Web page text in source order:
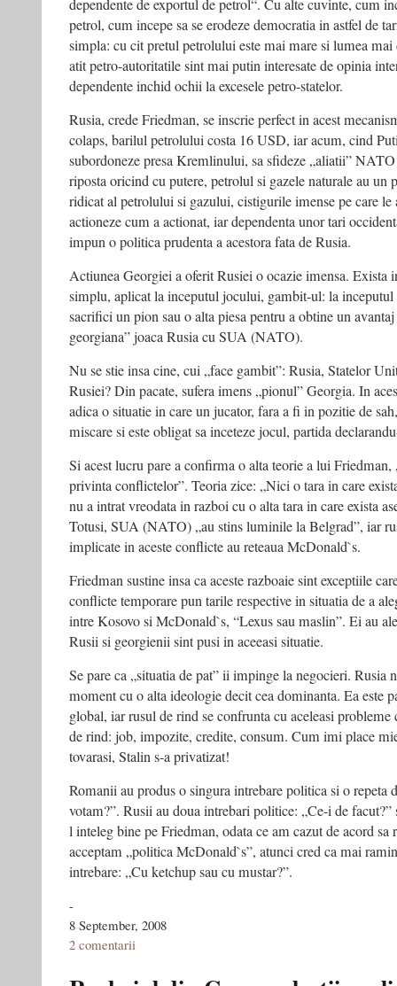
dependente de exportul de petrol“. Cu alte cuvinte, cum
petrol, cum incepe sa se erodeze democratia in astfel de
simpla: cu cit pretul petrolului este mai mare si lumea mai
atit petro-autoritatile sint mai putin interesate de opinia
dependente inchid ochii la excesele petro-statelor.
Rusia, crede Friedman, se inscrie perfect in acest
colaps, barilul petrolului costa 16 USD, iar acum, cind
subordoneze presa Kremlinului, sa sfideze „aliatii” NATO
riposta oricind cu putere, petrolul si gazele naturale au un
ridicat al petrolului si gazului, cistigurile imense pe care
actioneze cum a actionat, iar dependenta unor tari
impun o politica prudenta a acestora fata de Rusia.
Actiunea Georgiei a oferit Rusiei o ocazie imensa. Exista
simplu, aplicat la inceputul jocului, gambit-ul: la inceputul
sacrifici un pion sau o alta piesa pentru a obtine un
georgiana” joaca Rusia cu SUA (NATO).
Nu se stie insa cine, cui „face gambit”: Rusia, Statelor
Rusiei? Din pacate, sufera imens „pionul” Georgia. In
adica o situatie in care un jucator, fara a fi in pozitie de
miscare si este obligat sa inceteze jocul, partida
Si acest lucru pare a confirma o alta teorie a lui
privinta conflictelor”. Teoria zice: „Nici o tara in care
nu a intrat vreodata in razboi cu o alta tara in care exista
Totusi, SUA (NATO) „au stins luminile la Belgrad”, iar
implicate in aceste conflicte au reteaua McDonald`s.
Friedman sustine insa ca aceste razboaie sint exceptiile
conflicte temporare pun tarile respective in situatia de a
intre Kosovo si McDonald`s, “Lexus sau maslin”. Ei au
Rusii si georgienii sint pusi in aceeasi situatie.
Se pare ca „situatia de pat” ii impinge la negocieri. Rusia
moment cu o alta ideologie decit cea dominanta. Ea este
global, iar rusul de rind se confrunta cu aceleasi
de rind: job, impozite, credite, consum. Cum imi place
tovarasi, Stalin s-a privatizat!
Romanii au produs o singura intrebare politica si o repeta
votam?”. Rusii au doua intrebari politice: „Ce-i de
l inteleg bine pe Friedman, odata ce am cazut de acord sa
acceptam „politica McDonald`s”, atunci cred ca mai
intrebare: „Cu ketchup sau cu mustar?”.
-
8 September, 2008
2 comentarii